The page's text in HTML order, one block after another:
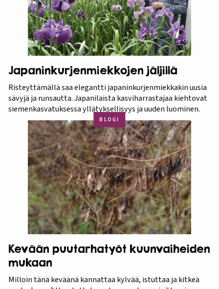
Japaninkurjenmiekkojen jäljillä
Risteyttämällä saa elegantti japaninkurjenmiekkakin uusia
sävyjä ja runsautta. Japanilaista kasviharrastajaa kiehtovat
siemenkasvatuksessa yllätyksellisyys ja uuden luominen.
BLOGI
Kevään puutarhatyöt kuunvaiheiden
mukaan
Milloin tänä keväänä kannattaa kylvää, istuttaa ja kitkeä